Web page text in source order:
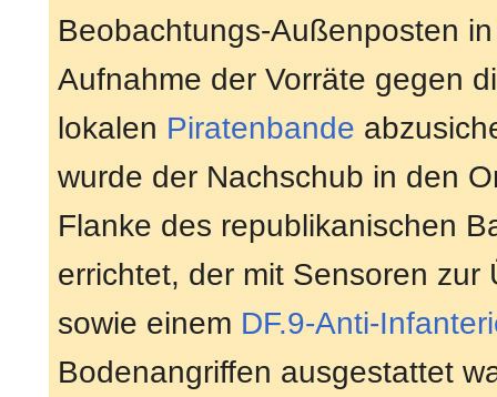
Beobachtungs-Außenposten
Aufnahme der Vorräte gegen
lokalen Piratenbande
wurde der Nachschub in den
Flanke des republikanischen
errichtet, der mit Sensoren zur
sowie einem DF.9-Anti-
Bodenangriffen ausgestattet